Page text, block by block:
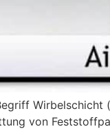
Wirbelschicht
von